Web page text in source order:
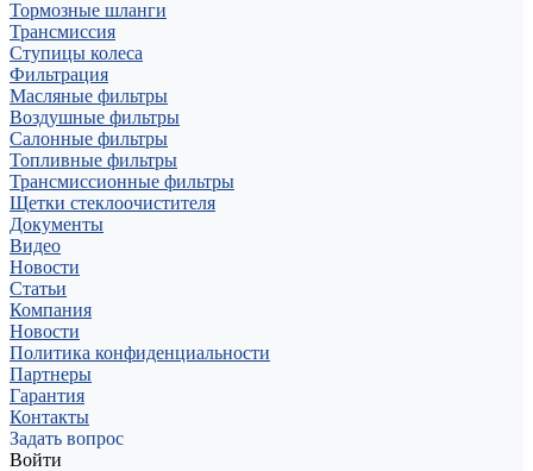
Тормозные шланги
Трансмиссия
Ступицы колеса
Фильтрация
Масляные фильтры
Воздушные фильтры
Салонные фильтры
Топливные фильтры
Трансмиссионные фильтры
Щетки стеклоочистителя
Документы
Видео
Новости
Статьи
Компания
Новости
Политика конфиденциальности
Партнеры
Гарантия
Контакты
Задать вопрос
Войти